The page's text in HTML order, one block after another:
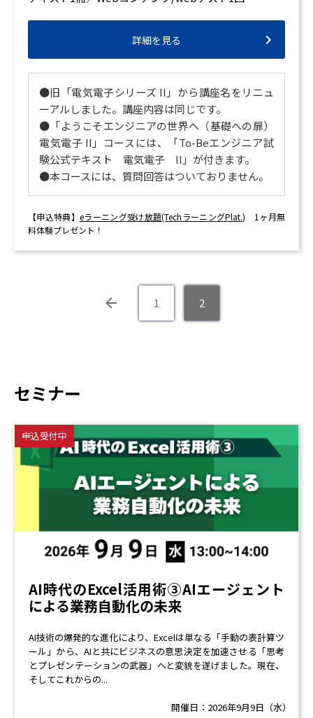
詳細を見る
●旧「電気電子シリーズ II」から講座名をリニュ
ーアルしました。講座内容は同じです。
●「ようこそエンジニアの世界へ（基礎への扉）
電気電子 II」コースには、「To-Beエンジニア試
験公式テキスト 電気電子 II」が付きます。
●本コースには、質問回答はついておりません。
【申込特典】 eラーニング受け放題(TechラーニングPlat.) 1ヶ月無
料体験プレゼント！
1 2
セミナー
申込受付中
AI時代のExcel活用術③AIエージェント
による業務自動化の未来
AI技術の爆発的な進化により、Excelは単なる「手動の表計算ツ
ール」から、AIと共にビジネスの意思決定を加速させる「思考
とプレゼンテーションの武器」へと変貌を遂げました。現在、
そしてこれからの...
開催日： 2026年9月9日（水）